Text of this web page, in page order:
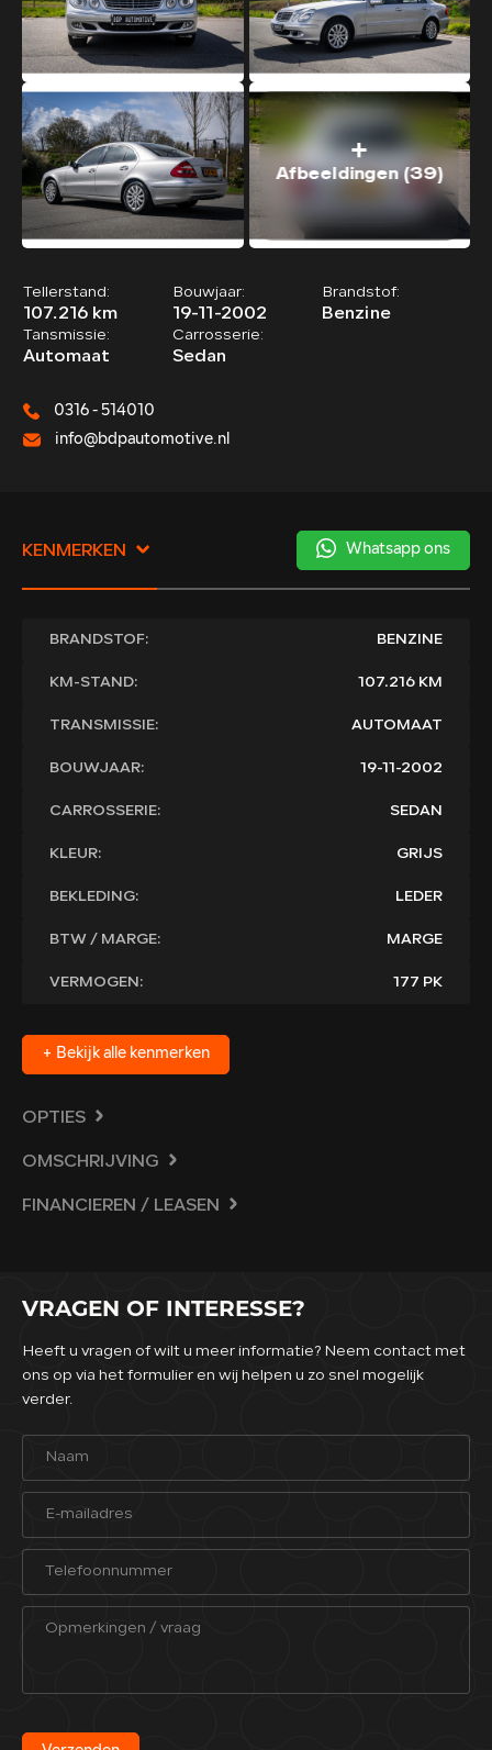
Afbeeldingen (39)
Tellerstand:
107.216 km
Bouwjaar:
19-11-2002
Brandstof:
Benzine
Tansmissie:
Automaat
Carrosserie:
Sedan
0316 - 514010
info@bdpautomotive.nl
Whatsapp ons
KENMERKEN
BRANDSTOF: BENZINE
KM-STAND: 107.216 KM
TRANSMISSIE: AUTOMAAT
BOUWJAAR: 19-11-2002
CARROSSERIE: SEDAN
KLEUR: GRIJS
BEKLEDING: LEDER
BTW / MARGE: MARGE
VERMOGEN: 177 PK
+ Bekijk alle kenmerken
OPTIES
OMSCHRIJVING
FINANCIEREN / LEASEN
VRAGEN OF INTERESSE?
Heeft u vragen of wilt u meer informatie? Neem contact met
ons op via het formulier en wij helpen u zo snel mogelijk
verder.